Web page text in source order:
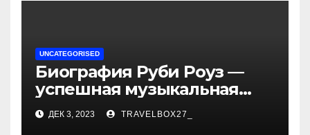
UNCATEGORISED
Биография Руби Роуз —
успешная музыкальная
карьера, личная жизнь и
знаковые достижения
ДЕК 3, 2023 TRAVELBOX27_